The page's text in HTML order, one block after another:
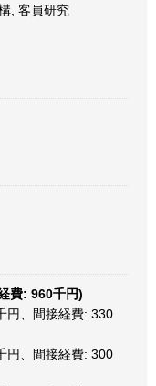
, 客員研究
費: 960千円)
円、間接経費: 330
円、間接経費: 300